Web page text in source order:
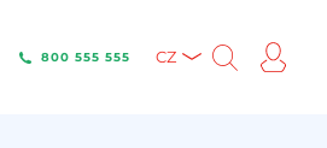
800 555 555 CZ